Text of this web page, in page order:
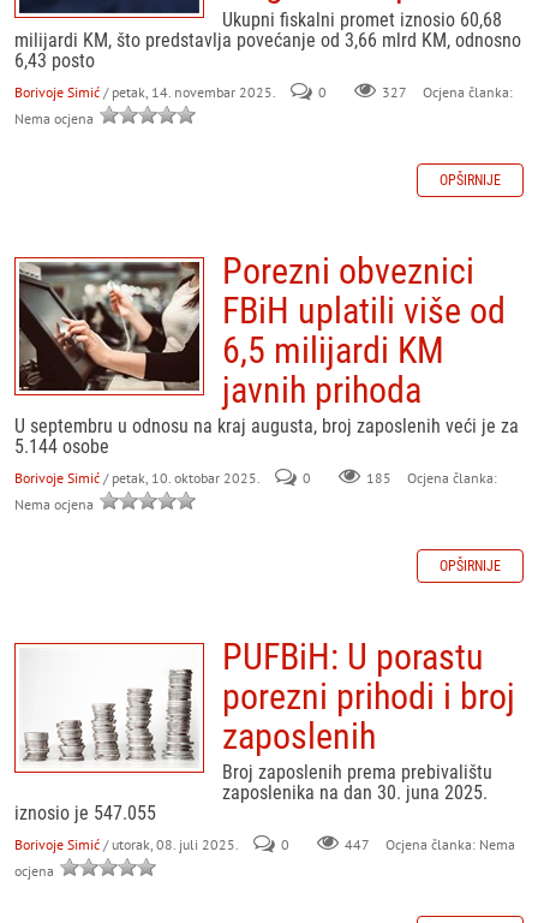
Ukupni fiskalni promet iznosio 60,68
milijardi KM, što predstavlja povećanje od 3,66 mlrd KM, odnosno
6,43 posto
Borivoje Simić / petak, 14. novembar 2025. 0 327
Ocjena članka:
Nema ocjena
OPŠIRNIJE
Porezni obveznici
FBiH uplatili više od
6,5 milijardi KM
javnih prihoda
U septembru u odnosu na kraj augusta, broj zaposlenih veći je za
5.144 osobe
Borivoje Simić / petak, 10. oktobar 2025. 0 185
Ocjena članka:
Nema ocjena
OPŠIRNIJE
PUFBiH: U porastu
porezni prihodi i broj
zaposlenih
Broj zaposlenih prema prebivalištu
zaposlenika na dan 30. juna 2025.
iznosio je 547.055
Borivoje Simić / utorak, 08. juli 2025. 0 447
Ocjena članka: Nema
ocjena